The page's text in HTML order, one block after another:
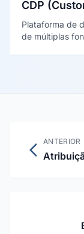
CDP
Plataforma de
de múltiplas
ANTERIOR